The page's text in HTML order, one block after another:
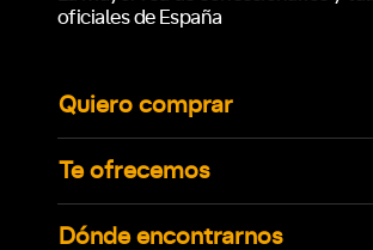
oficiales de España
Quiero comprar
Te ofrecemos
Dónde encontrarnos